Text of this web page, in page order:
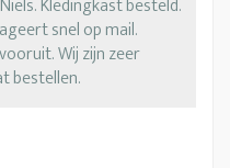
snel op mail.
Wij zijn zeer
bestellen.